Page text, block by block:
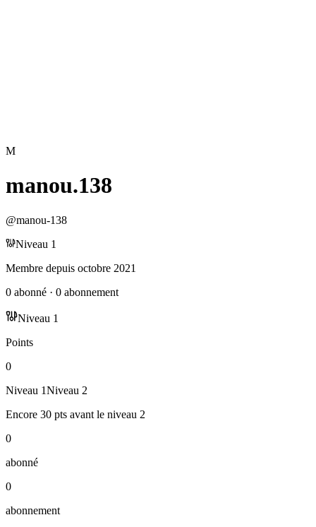
M
manou.138
@manou-138
Niveau 1
Membre depuis octobre 2021
0 abonné · 0 abonnement
Niveau 1
Points
0
Niveau 1Niveau 2
Encore 30 pts avant le niveau 2
0
abonné
0
abonnement